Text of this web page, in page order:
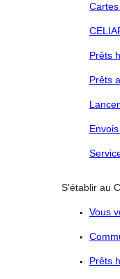
Prêts
Prêts
S’établir au
Vous
Prêts